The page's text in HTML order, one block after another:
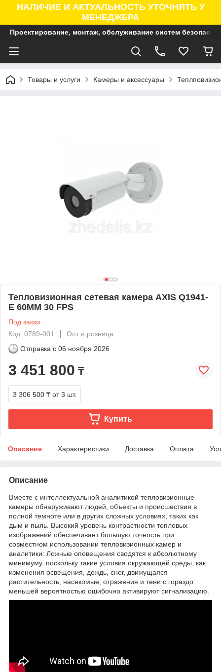
НАЛИЧИЕ И АКТУАЛЬНОСТЬ УТОЧНЯТЬ У
МЕНЕДЖЕРА
Проектирование, монтаж, обслуживание систем
Товары и услуги Камеры и аксессуары
Тепловизионная сетевая камера AXIS Q1941-
E 60MM 30 FPS
Под заказ
Код: 0789-001
Опт и розница
Отправка с 06 ноября 2026
3 451 800 ₸
3 306 500 ₸ от 3 шт.
Купить
Описание Характеристики Доставка Оплата
Описание
Вместе с интеллектуальной аналитикой тепловизионные
камеры обнаруживают людей, объекты и происшествия в
полной темноте или в других сложных условиях, таких как
дым и пыль. Высокий уровень контрастности тепловых
изображений обеспечивает большую точность при
совместном использовании тепловизионных камер и
аналитики: Ложные оповещения сводятся к абсолютному
минимуму, поскольку такие условия окружающей среды, как
изменения освещения, дождь, снег, движущаяся
растительность, насекомые, отражения и тени с гораздо
меньшей вероятностью ошибочно активируют сигнализацию.